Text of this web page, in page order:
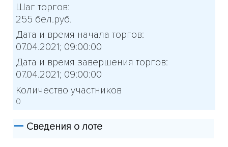
Сведения о лоте
Шаг торгов:
255 бел.руб.
Дата и время начала торгов:
07.04.2021; 09:00:00
Дата и время завершения торгов:
07.04.2021; 09:00:00
Количество участников
0